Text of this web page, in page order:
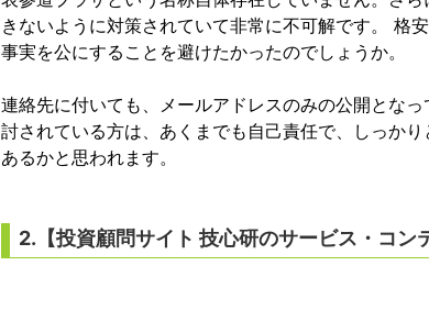
きないように対策されていて非常に不可解です。 格
事実を公にすることを避けたかったのでしょうか。
連絡先に付いても、メールアドレスのみの公開とな
討されている方は、あくまでも自己責任で、しっか
あるかと思われます。
2.【投資顧問サイト 技心研のサービス・コン